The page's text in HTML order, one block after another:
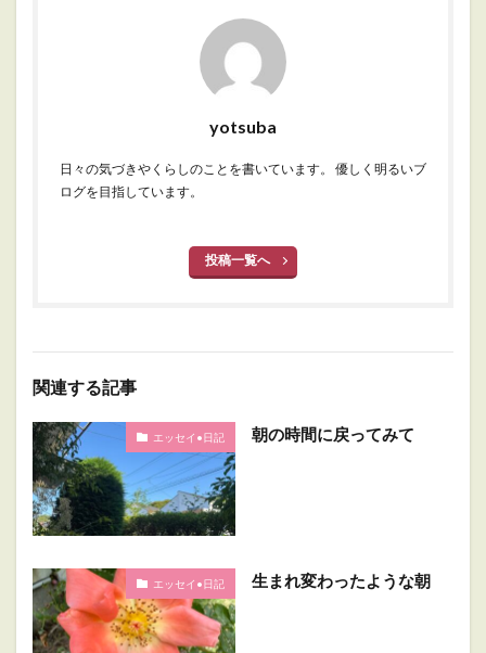
yotsuba
日々の気づきやくらしのことを書いています。 優しく明るいブ
ログを目指しています。
投稿一覧へ
関連する記事
エッセイ•日記 朝の時間に戻ってみて
エッセイ•日記 生まれ変わったような朝